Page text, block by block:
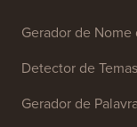
Gerador de Nome
Detector de
Gerador de